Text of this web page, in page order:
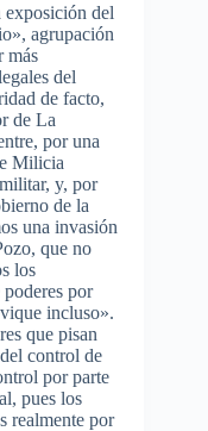
exposición del
agrupación
más
del
de facto,
de La
por una
Milicia
y, por
de la
una invasión
que no
los
por
incluso».
que pisan
control de
por parte
pues los
realmente por